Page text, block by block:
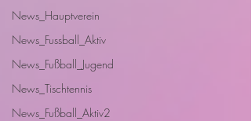
News_Hauptverein
News_Fussball_Aktiv
News_Fußball_Jugend
News_Tischtennis
News_Fußball_Aktiv2